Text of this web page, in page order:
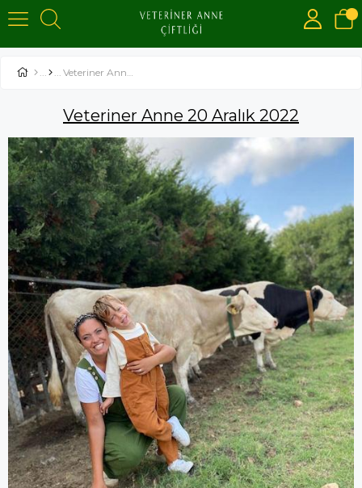
Veteriner Anne 20 Aralık 2022
Veteriner Anne 20 Aralık 2022